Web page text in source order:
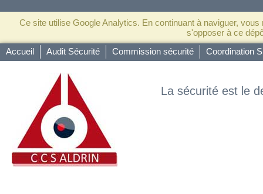
Ce site utilise Google Analytics. En continuant à naviguer,
s'opposer à ce
Accueil
Audit Sécurité Commission sécurité Coordination
La sécurité est le